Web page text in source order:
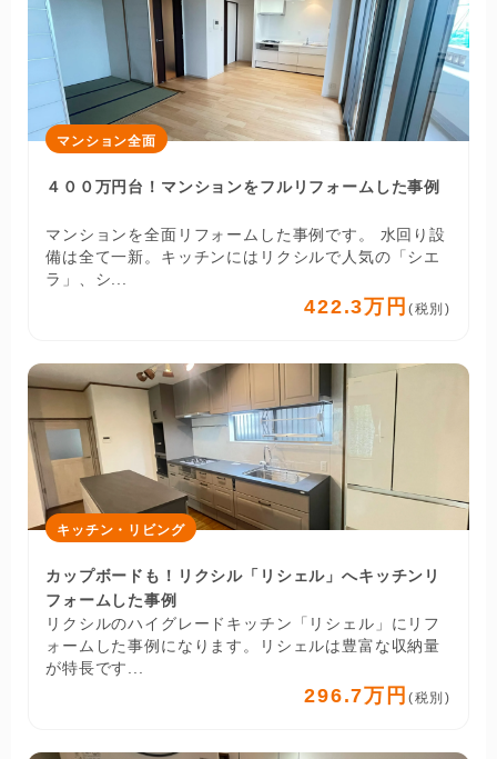
マンション全面
４００万円台！マンションをフルリフォームした事例
マンションを全面リフォームした事例です。 水回り設
備は全て一新。キッチンにはリクシルで人気の「シエ
ラ」、シ...
422.3万円 (税別)
キッチン・リビング
カップボードも！リクシル「リシェル」へキッチンリ
フォームした事例
リクシルのハイグレードキッチン「リシェル」にリフ
ォームした事例になります。リシェルは豊富な収納量
が特長です...
296.7万円 (税別)